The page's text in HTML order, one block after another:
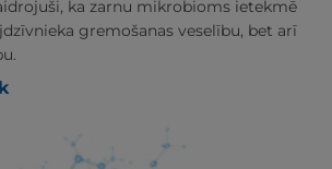
ka zarnu mikrobioms ietekmē
gremošanas veselību, bet arī